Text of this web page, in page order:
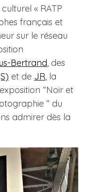
« RATP
français et
sur le réseau
Bertrand, des
et de JR, la
“Noir et
” du
admirer dès la